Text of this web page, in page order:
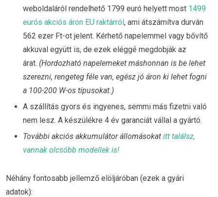
weboldaláról rendelhető 1799 euró helyett most 1499
eurós akciós áron EU raktárról, ami átszámítva durván
562 ezer Ft-ot jelent. Kérhető napelemmel vagy bővítő
akkuval együtt is, de ezek eléggé megdobják az
árat. (Hordozható napelemeket máshonnan is be lehet
szerezni, rengeteg féle van, egész jó áron ki lehet fogni
a 100-200 W-os típusokat.)
A szállítás gyors és ingyenes, semmi más fizetni való
nem lesz. A készülékre 4 év garanciát vállal a gyártó.
További akciós akkumulátor állomásokat itt találsz,
vannak olcsóbb modellek is!
Néhány fontosabb jellemző elöljáróban (ezek a gyári
adatok):